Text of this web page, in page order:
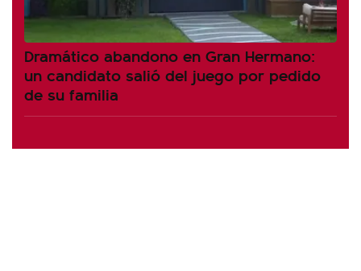
Dramático abandono en Gran Hermano:
un candidato salió del juego por pedido
de su familia